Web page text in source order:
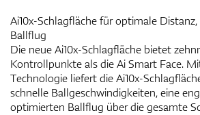
Ai10x-Schlagfläche für optimale
Ballflug
Die neue Ai10x-Schlagfläche bietet
Kontrollpunkte als die Ai Smart Face.
Technologie liefert die Ai10x-
schnelle Ballgeschwindigkeiten, eine
optimierten Ballflug über die gesamte